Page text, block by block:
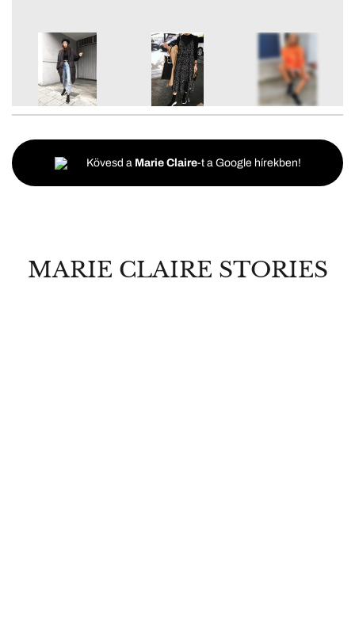
9FOTÓ
Kövesd a Marie Claire-t a Google hírekben!
MARIE CLAIRE STORIES